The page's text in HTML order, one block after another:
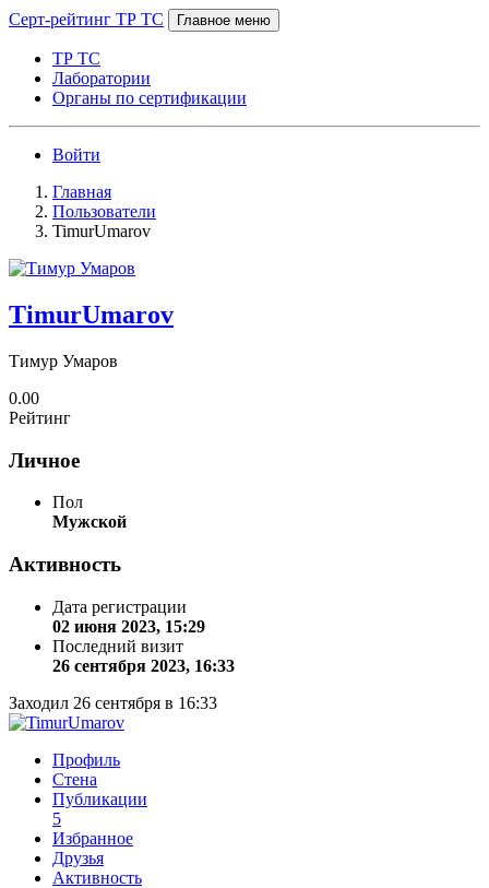
Серт-рейтинг ТР ТС Главное меню
ТР ТС
Лаборатории
Органы по сертификации
Войти
Главная
Пользователи
TimurUmarov
TimurUmarov
Тимур Умаров
0.00
Рейтинг
Личное
Пол
Мужской
Активность
Дата регистрации
02 июня 2023, 15:29
Последний визит
26 сентября 2023, 16:33
Заходил 26 сентября в 16:33
Профиль
Стена
Публикации
5
Избранное
Друзья
Активность